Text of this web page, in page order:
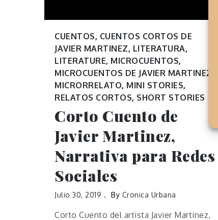
CUENTOS, CUENTOS CORTOS DE
JAVIER MARTINEZ, LITERATURA,
LITERATURE, MICROCUENTOS,
MICROCUENTOS DE JAVIER MARTINEZ
MICRORRELATO, MINI STORIES,
RELATOS CORTOS, SHORT STORIES
Corto Cuento de
Javier Martinez,
Narrativa para Redes
Sociales
Julio 30, 2019 By Cronica Urbana
Corto Cuento del artista Javier Martinez,